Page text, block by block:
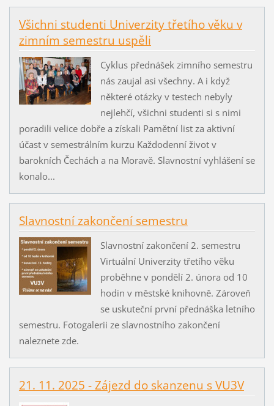
Všichni studenti Univerzity třetího věku v
zimním semestru uspěli
Cyklus přednášek zimního semestru
nás zaujal asi všechny. A i když
některé otázky v testech nebyly
nejlehčí, všichni studenti si s nimi
poradili velice dobře a získali Pamětní list za aktivní
účast v semestrálním kurzu Každodenní život v
barokních Čechách a na Moravě. Slavnostní vyhlášení se
konalo...
Slavnostní zakončení semestru
Slavnostní zakončení 2. semestru
Virtuální Univerzity třetího věku
proběhne v pondělí 2. února od 10
hodin v městské knihovně. Zároveň
se uskuteční první přednáška letního
semestru. Fotogalerii ze slavnostního zakončení
naleznete zde.
21. 11. 2025 - Zájezd do skanzenu s VU3V